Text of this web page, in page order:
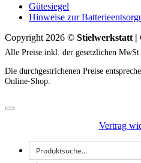
Gütesiegel
Hinweise zur
Copyright 2026 © Stielwerkstatt |
Alle Preise inkl. der gesetzlichen MwSt.
Die durchgestrichenen Preise
Online-Shop.
Vertrag